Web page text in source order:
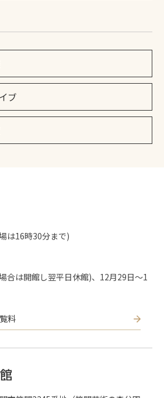
ブ
は16時30分まで)
合は開館し翌平日休館)、12月29日～1
料